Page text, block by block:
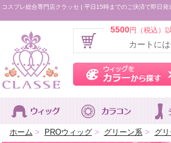
コスプレ総合専門店クラッセ | 平日15時までのご決済で即日発
5500円（税込）
カートに
ホーム > PROウィッグ > グリーン系 > グ